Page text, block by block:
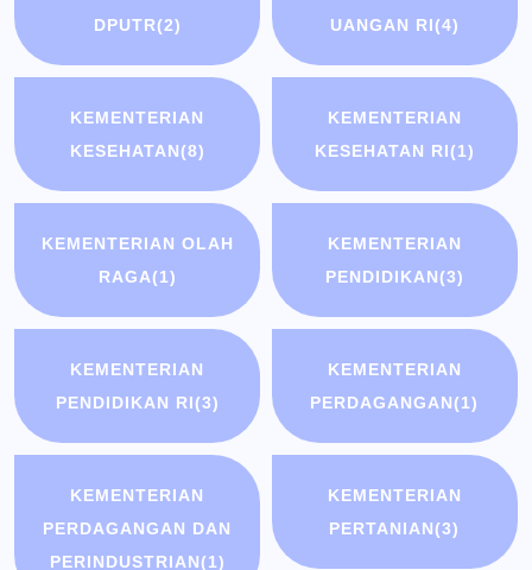
DPUTR(2)
UANGAN RI(4)
KEMENTERIAN
KESEHATAN(8)
KEMENTERIAN
KESEHATAN RI(1)
KEMENTERIAN OLAH
RAGA(1)
KEMENTERIAN
PENDIDIKAN(3)
KEMENTERIAN
PENDIDIKAN RI(3)
KEMENTERIAN
PERDAGANGAN(1)
KEMENTERIAN
PERDAGANGAN DAN
PERINDUSTRIAN(1)
KEMENTERIAN
PERTANIAN(3)